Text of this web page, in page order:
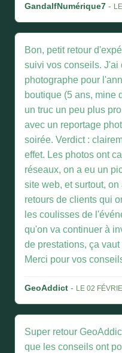
GandalfNumérique7 -
Bon, petit retour
suivi vos conseils. J'ai
photographe pour
boutique (5 ans, mine
un truc un peu plus
avec un reportage
soirée. Verdict :
effet. Les photos ont
réseaux, on a eu un
site web, et surtout,
retours de clients qui
les coulisses de
qu'on va continuer à
de prestations, ça
Merci pour vos
GeoAddict - LE 02
Super retour
que les conseils ont